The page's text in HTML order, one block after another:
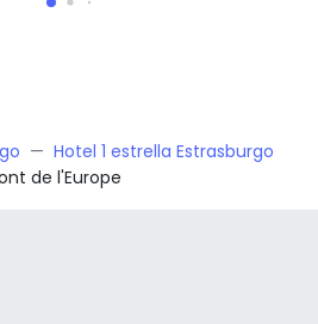
Hotel 1 estrella Estrasburgo
de l'Europe